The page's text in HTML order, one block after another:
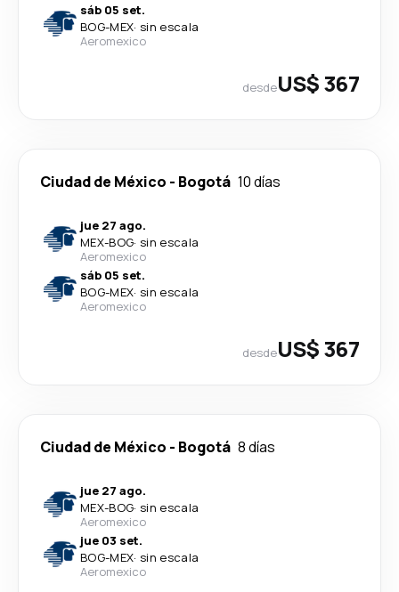
sáb 05 set.
BOG-MEX· sin escala
Aeromexico
desdeUS$ 367
Ciudad de México - Bogotá 10 días
jue 27 ago.
MEX-BOG· sin escala
Aeromexico
sáb 05 set.
BOG-MEX· sin escala
Aeromexico
desdeUS$ 367
Ciudad de México - Bogotá 8 días
jue 27 ago.
MEX-BOG· sin escala
Aeromexico
jue 03 set.
BOG-MEX· sin escala
Aeromexico